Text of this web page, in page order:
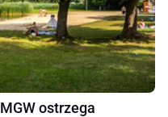
ostrzega